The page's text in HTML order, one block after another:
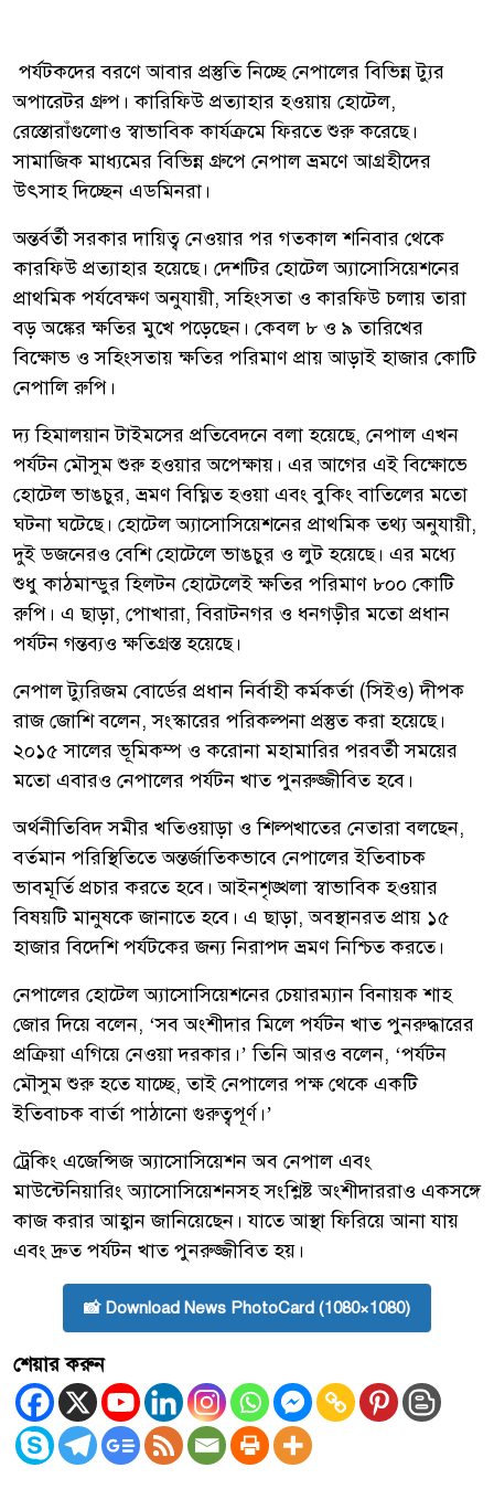
পর্যটকদের বরণে আবার প্রস্তুতি নিচ্ছে নেপালের বিভিন্ন ট্যুর
অপারেটর গ্রুপ। কারিফিউ প্রত্যাহার হওয়ায় হোটেল,
রেস্তোরাঁগুলোও স্বাভাবিক কার্যক্রমে ফিরতে শুরু করেছে।
সামাজিক মাধ্যমের বিভিন্ন গ্রুপে নেপাল ভ্রমণে আগ্রহীদের
উৎসাহ দিচ্ছেন এডমিনরা।
অন্তর্বর্তী সরকার দায়িত্ব নেওয়ার পর গতকাল শনিবার থেকে
কারফিউ প্রত্যাহার হয়েছে। দেশটির হোটেল অ্যাসোসিয়েশনের
প্রাথমিক পর্যবেক্ষণ অনুযায়ী, সহিংসতা ও কারফিউ চলায় তারা
বড় অঙ্কের ক্ষতির মুখে পড়েছেন। কেবল ৮ ও ৯ তারিখের
বিক্ষোভ ও সহিংসতায় ক্ষতির পরিমাণ প্রায় আড়াই হাজার কোটি
নেপালি রুপি।
দ্য হিমালয়ান টাইমসের প্রতিবেদনে বলা হয়েছে, নেপাল এখন
পর্যটন মৌসুম শুরু হওয়ার অপেক্ষায়। এর আগের এই বিক্ষোভে
হোটেল ভাঙচুর, ভ্রমণ বিঘ্নিত হওয়া এবং বুকিং বাতিলের মতো
ঘটনা ঘটেছে। হোটেল অ্যাসোসিয়েশনের প্রাথমিক তথ্য অনুযায়ী,
দুই ডজনেরও বেশি হোটেলে ভাঙচুর ও লুট হয়েছে। এর মধ্যে
শুধু কাঠমান্ডুর হিলটন হোটেলেই ক্ষতির পরিমাণ ৮০০ কোটি
রুপি। এ ছাড়া, পোখারা, বিরাটনগর ও ধনগড়ীর মতো প্রধান
পর্যটন গন্তব্যও ক্ষতিগ্রস্ত হয়েছে।
নেপাল ট্যুরিজম বোর্ডের প্রধান নির্বাহী কর্মকর্তা (সিইও) দীপক
রাজ জোশি বলেন, সংস্কারের পরিকল্পনা প্রস্তুত করা হয়েছে।
২০১৫ সালের ভূমিকম্প ও করোনা মহামারির পরবর্তী সময়ের
মতো এবারও নেপালের পর্যটন খাত পুনরুজ্জীবিত হবে।
অর্থনীতিবিদ সমীর খতিওয়াড়া ও শিল্পখাতের নেতারা বলছেন,
বর্তমান পরিস্থিতিতে অন্তর্জাতিকভাবে নেপালের ইতিবাচক
ভাবমূর্তি প্রচার করতে হবে। আইনশৃঙ্খলা স্বাভাবিক হওয়ার
বিষয়টি মানুষকে জানাতে হবে। এ ছাড়া, অবস্থানরত প্রায় ১৫
হাজার বিদেশি পর্যটকের জন্য নিরাপদ ভ্রমণ নিশ্চিত করতে।
নেপালের হোটেল অ্যাসোসিয়েশনের চেয়ারম্যান বিনায়ক শাহ
জোর দিয়ে বলেন, ‘সব অংশীদার মিলে পর্যটন খাত পুনরুদ্ধারের
প্রক্রিয়া এগিয়ে নেওয়া দরকার।’ তিনি আরও বলেন, ‘পর্যটন
মৌসুম শুরু হতে যাচ্ছে, তাই নেপালের পক্ষ থেকে একটি
ইতিবাচক বার্তা পাঠানো গুরুত্বপূর্ণ।’
ট্রেকিং এজেন্সিজ অ্যাসোসিয়েশন অব নেপাল এবং
মাউন্টেনিয়ারিং অ্যাসোসিয়েশনসহ সংশ্লিষ্ট অংশীদাররাও একসঙ্গে
কাজ করার আহ্বান জানিয়েছেন। যাতে আস্থা ফিরিয়ে আনা যায়
এবং দ্রুত পর্যটন খাত পুনরুজ্জীবিত হয়।
📸 Download News PhotoCard (1080×1080)
শেয়ার করুন